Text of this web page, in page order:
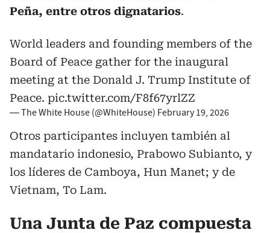
Peña, entre otros dignatarios.
World leaders and founding members of the
Board of Peace gather for the inaugural
meeting at the Donald J. Trump Institute of
Peace. pic.twitter.com/F8f67yrlZZ
— The White House (@WhiteHouse) February 19, 2026
Otros participantes incluyen también al
mandatario indonesio, Prabowo Subianto, y
los líderes de Camboya, Hun Manet; y de
Vietnam, To Lam.
Una Junta de Paz compuesta